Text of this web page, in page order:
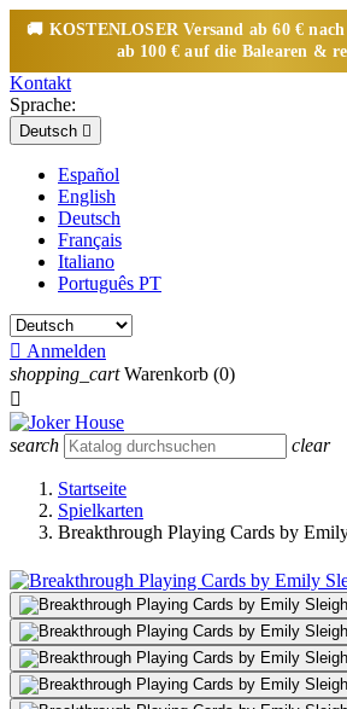
🚚 KOSTENLOSERVersand ab 60 €
ab 100 € auf die Balearen &
Kontakt
Sprache:
Deutsch 
Español
English
Deutsch
Français
Italiano
Português PT
 Anmelden
shopping_cart Warenkorb (0)

search clear
Startseite
Spielkarten
Breakthrough Playing Cards by